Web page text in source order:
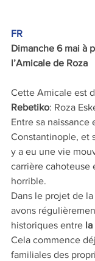
FR
Dimanche 6 mai à
l’Amicale de Roza
Cette Amicale est
Rebetiko: Roza
Entre sa naissance
Constantinople, et
y a eu une vie
carrière cahoteuse
horrible.
Dans le projet de
avons
historiques entre la
Cela commence
familiales des